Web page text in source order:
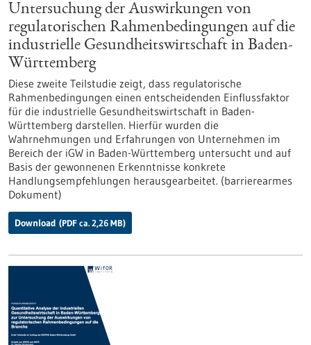
Untersuchung der Auswirkungen von
regulatorischen Rahmenbedingungen auf die
industrielle Gesundheitswirtschaft in Baden-
Württemberg
Diese zweite Teilstudie zeigt, dass regulatorische
Rahmenbedingungen einen entscheidenden Einflussfaktor
für die industrielle Gesundheitswirtschaft in Baden-
Württemberg darstellen. Hierfür wurden die
Wahrnehmungen und Erfahrungen von Unternehmen im
Bereich der iGW in Baden-Württemberg untersucht und auf
Basis der gewonnenen Erkenntnisse konkrete
Handlungsempfehlungen herausgearbeitet. (barrierearmes
Dokument)
Download (PDF ca. 2,26 MB)